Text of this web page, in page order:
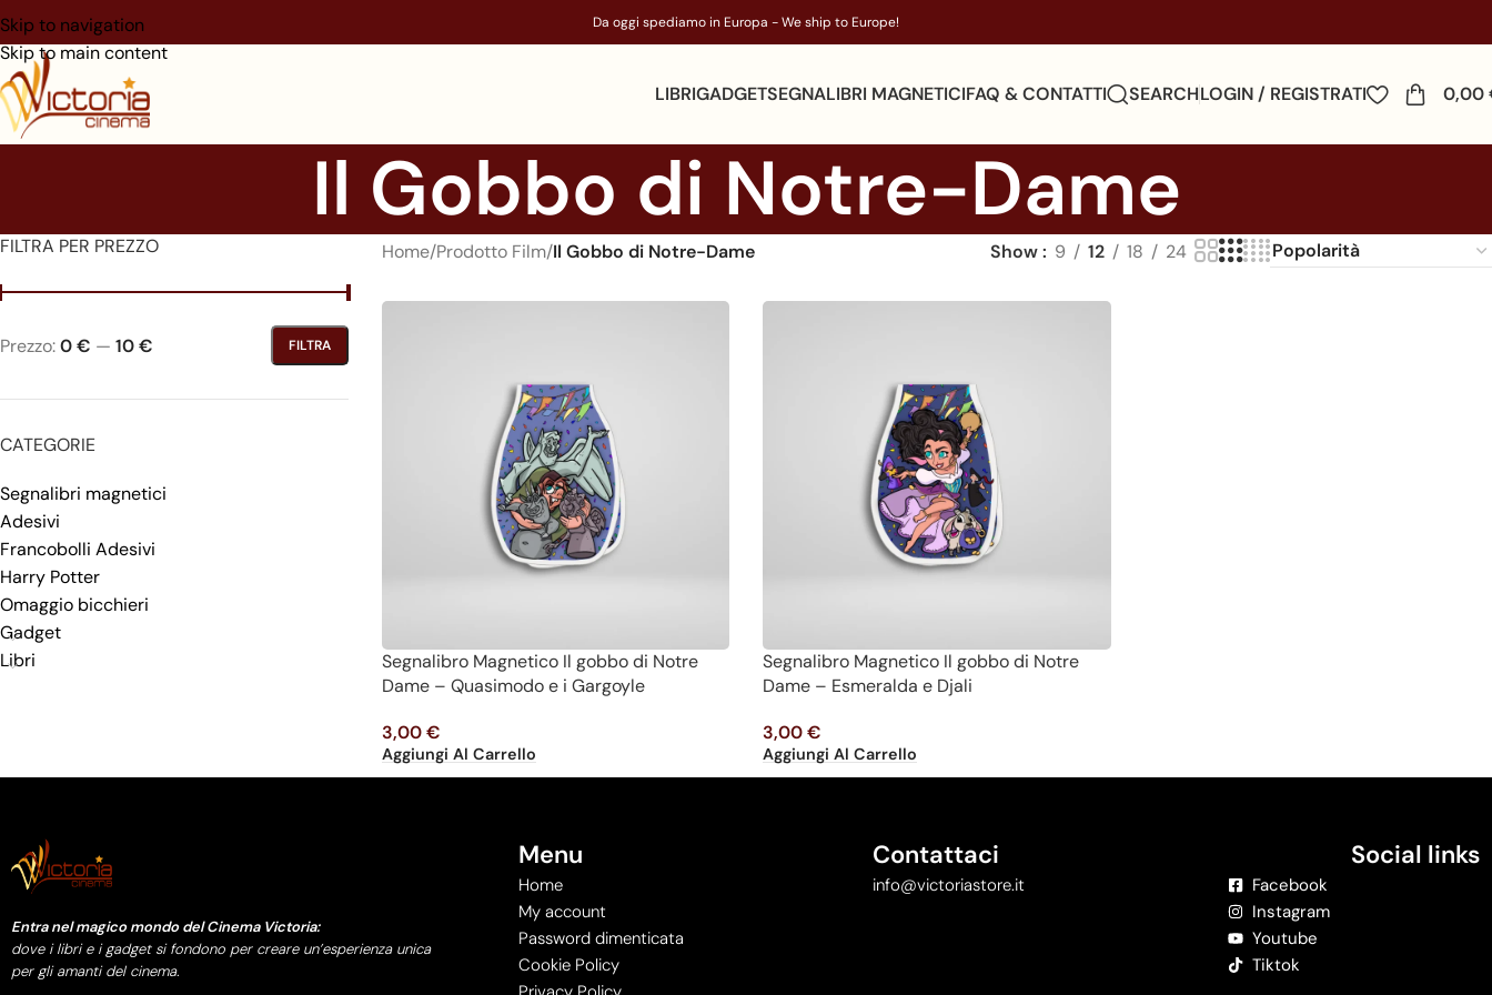
Skip to navigation
Skip to main content
Da oggi spediamo in Europa - We ship to Europe!
LIBRIGADGETSEGNALIBRI MAGNETICIFAQ & CONTATTI SEARCHLOGIN / REGISTRATI 0,00
Il Gobbo di Notre-Dame
FILTRA PER PREZZO
FILTRA
Prezzo:0 € — 10 €
CATEGORIE
Segnalibri magnetici
Adesivi
Francobolli Adesivi
Harry Potter
Omaggio bicchieri
Gadget
Libri
Home/Prodotto Film/Il Gobbo di Notre-Dame Show 9 12 18 24
Segnalibro Magnetico Il gobbo di Notre
Dame – Quasimodo e i Gargoyle
3,00€
Aggiungi Al Carrello
Segnalibro Magnetico Il gobbo di Notre
Dame – Esmeralda e Djali
3,00€
Aggiungi Al Carrello
Entra nel magico mondo del Cinema Victoria:
dove i libri e i gadget si fondono per creare un’esperienza unica
per gli amanti del cinema.
Menu
Home
My account
Password dimenticata
Cookie Policy
Contattaci
info@victoriastore.it
Social links
Facebook
Instagram
Youtube
Tiktok